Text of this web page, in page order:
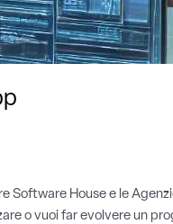
Software House e le
o vuoi far evolvere un